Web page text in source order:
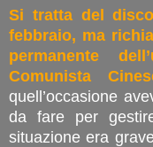
Si tratta del
febbraio, ma
permanente
Comunista
quell’occasione
da fare per
situazione era